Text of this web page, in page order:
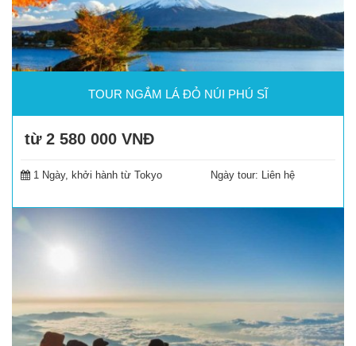
TOUR NGẮM LÁ ĐỎ NÚI PHÚ SĨ
từ 2 580 000 VNĐ
Đặt tour
1 Ngày, khởi hành từ Tokyo Ngày tour: Liên hệ